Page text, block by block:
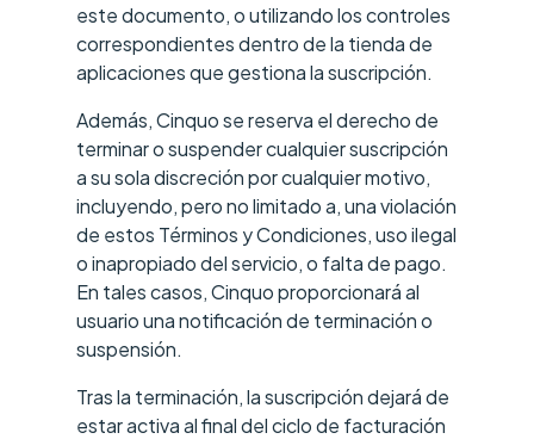
este documento, o utilizando los controles
correspondientes dentro de la tienda de
aplicaciones que gestiona la suscripción.
Además, Cinquo se reserva el derecho de
terminar o suspender cualquier suscripción
a su sola discreción por cualquier motivo,
incluyendo, pero no limitado a, una violación
de estos Términos y Condiciones, uso ilegal
o inapropiado del servicio, o falta de pago.
En tales casos, Cinquo proporcionará al
usuario una notificación de terminación o
suspensión.
Tras la terminación, la suscripción dejará de
estar activa al final del ciclo de facturación